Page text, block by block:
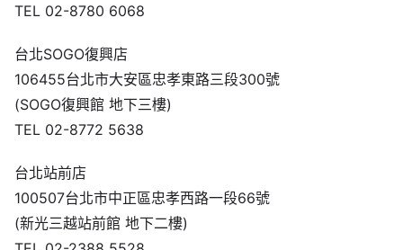
TEL 02-8780 6068
台北SOGO復興店
106455台北市大安區忠孝東路三段300號
(SOGO復興館 地下三樓)
TEL 02-8772 5638
台北站前店
100507台北市中正區忠孝西路一段66號
(新光三越站前館 地下二樓)